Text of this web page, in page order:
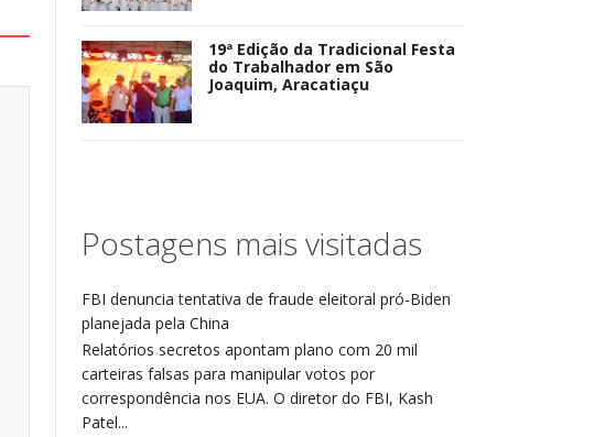
19ª Edição da Tradicional Festa
do Trabalhador em São
Joaquim, Aracatiaçu
Postagens mais visitadas
FBI denuncia tentativa de fraude eleitoral pró-Biden
planejada pela China
Relatórios secretos apontam plano com 20 mil
carteiras falsas para manipular votos por
correspondência nos EUA. O diretor do FBI, Kash
Patel...